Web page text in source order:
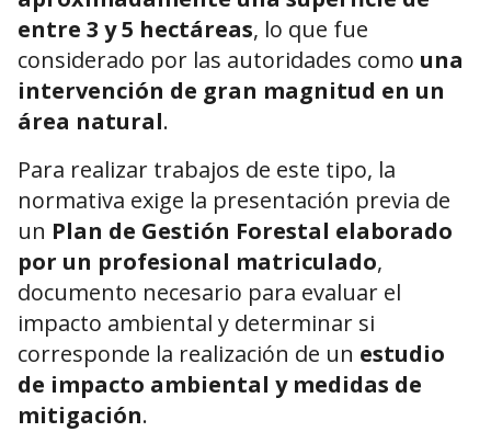
entre 3 y 5 hectáreas, lo que fue
considerado por las autoridades como una
intervención de gran magnitud en un
área natural.
Para realizar trabajos de este tipo, la
normativa exige la presentación previa de
un Plan de Gestión Forestal elaborado
por un profesional matriculado,
documento necesario para evaluar el
impacto ambiental y determinar si
corresponde la realización de un estudio
de impacto ambiental y medidas de
mitigación.